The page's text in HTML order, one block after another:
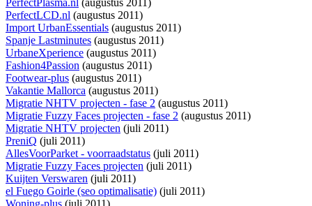
PerfectPlasma.nl (augustus 2011)
PerfectLCD.nl (augustus 2011)
Import UrbanEssentials (augustus 2011)
Spanje Lastminutes (augustus 2011)
UrbaneXperience (augustus 2011)
Fashion4Passion (augustus 2011)
Footwear-plus (augustus 2011)
Vakantie Mallorca (augustus 2011)
Migratie NHTV projecten - fase 2 (augustus 2011)
Migratie Fuzzy Faces projecten - fase 2 (augustus 2011)
Migratie NHTV projecten (juli 2011)
PreniQ (juli 2011)
AllesVoorParket - voorraadstatus (juli 2011)
Migratie Fuzzy Faces projecten (juli 2011)
Kuijten Verswaren (juli 2011)
el Fuego Goirle (seo optimalisatie) (juli 2011)
Woning-plus (juli 2011)